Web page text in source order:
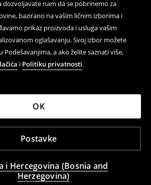
dozvoljavate nam da se pobrinemo za
bazirano na vašim ličnim izborima i
prikaz proizvoda i usluga vašim
oglašavanju. Svoj izbor možete
a ako želite saznati više,
i Politiku privatnosti.
Postavke
OK
i Hercegovina (Bosnia and
Herzegovina)